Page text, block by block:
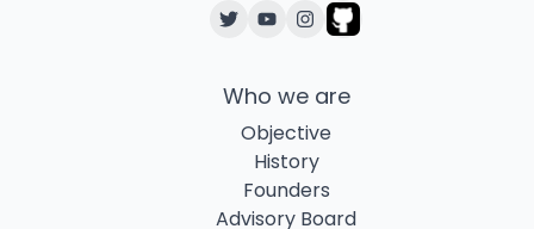
TwitterYouTubeInstagram
Github
Who we are
Objective
History
Founders
Advisory Board